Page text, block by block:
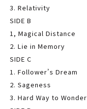
3. Relativity
SIDE B
1, Magical Distance
2. Lie in Memory
SIDE C
1. Follower’s Dream
2. Sageness
3. Hard Way to Wonder